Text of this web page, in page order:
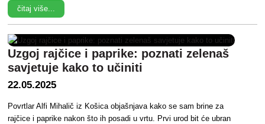
čitaj više...
Uzgoj rajčice i paprike: poznati zelenaš
savjetuje kako to učiniti
22.05.2025
Povrtlar Alfi Mihalič iz Košica objašnjava kako se sam brine za
rajčice i paprike nakon što ih posadi u vrtu. Prvi urod bit će ubran